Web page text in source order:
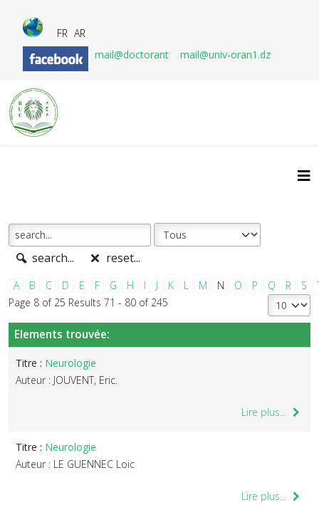
FR AR
mail@doctorant
mail@univ-oran1.dz
search... reset...
A B C D E F G H I J K L M N O P Q R S
Page 8 of 25 Results 71 - 80 of 245
Elements trouvée:
Titre : Neurologie
Auteur : JOUVENT, Eric.
Lire plus...
Titre : Neurologie
Auteur : LE GUENNEC Loic
Lire plus...